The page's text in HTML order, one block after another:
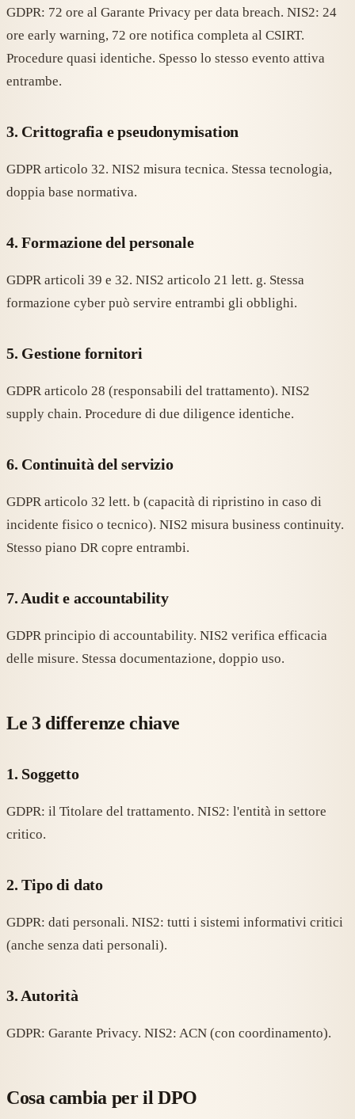
GDPR: 72 ore al Garante Privacy per data breach. NIS2: 24
ore early warning, 72 ore notifica completa al CSIRT.
Procedure quasi identiche. Spesso lo stesso evento attiva
entrambe.
3. Crittografia e pseudonymisation
GDPR articolo 32. NIS2 misura tecnica. Stessa tecnologia,
doppia base normativa.
4. Formazione del personale
GDPR articoli 39 e 32. NIS2 articolo 21 lett. g. Stessa
formazione cyber può servire entrambi gli obblighi.
5. Gestione fornitori
GDPR articolo 28 (responsabili del trattamento). NIS2
supply chain. Procedure di due diligence identiche.
6. Continuità del servizio
GDPR articolo 32 lett. b (capacità di ripristino in caso di
incidente fisico o tecnico). NIS2 misura business continuity.
Stesso piano DR copre entrambi.
7. Audit e accountability
GDPR principio di accountability. NIS2 verifica efficacia
delle misure. Stessa documentazione, doppio uso.
Le 3 differenze chiave
1. Soggetto
GDPR: il Titolare del trattamento. NIS2: l'entità in settore
critico.
2. Tipo di dato
GDPR: dati personali. NIS2: tutti i sistemi informativi critici
(anche senza dati personali).
3. Autorità
GDPR: Garante Privacy. NIS2: ACN (con coordinamento).
Cosa cambia per il DPO